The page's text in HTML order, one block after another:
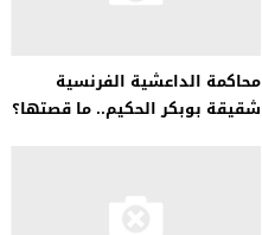
محاكمة الداعشية الفرنسية
شقيقة بوبكر الحكيم.. ما قصتها؟